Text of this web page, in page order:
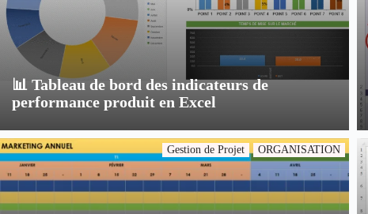
📊 Tableau de bord des indicateurs de
performance produit en Excel
Gestion de Projet ORGANISATION